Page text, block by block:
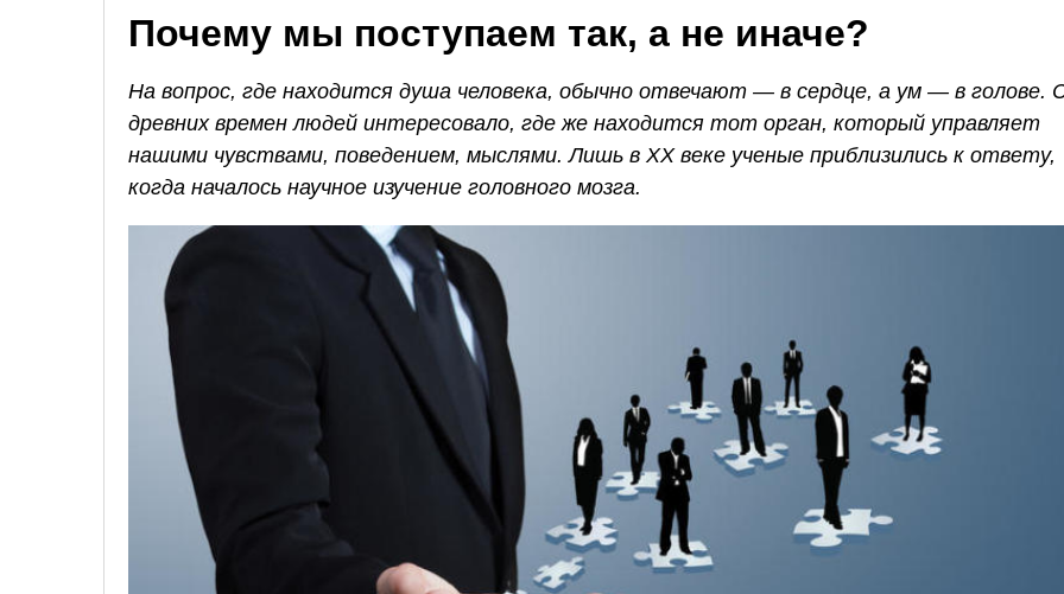
Почему мы поступаем так, а не иначе?
На вопрос, где находится душа человека, обычно отвечают — в сердце, а ум — в голове.
древних времен людей интересовало, где же находится тот орган, который управляет
нашими чувствами, поведением, мыслями. Лишь в ХХ веке ученые приблизились к ответу,
когда началось научное изучение головного мозга.